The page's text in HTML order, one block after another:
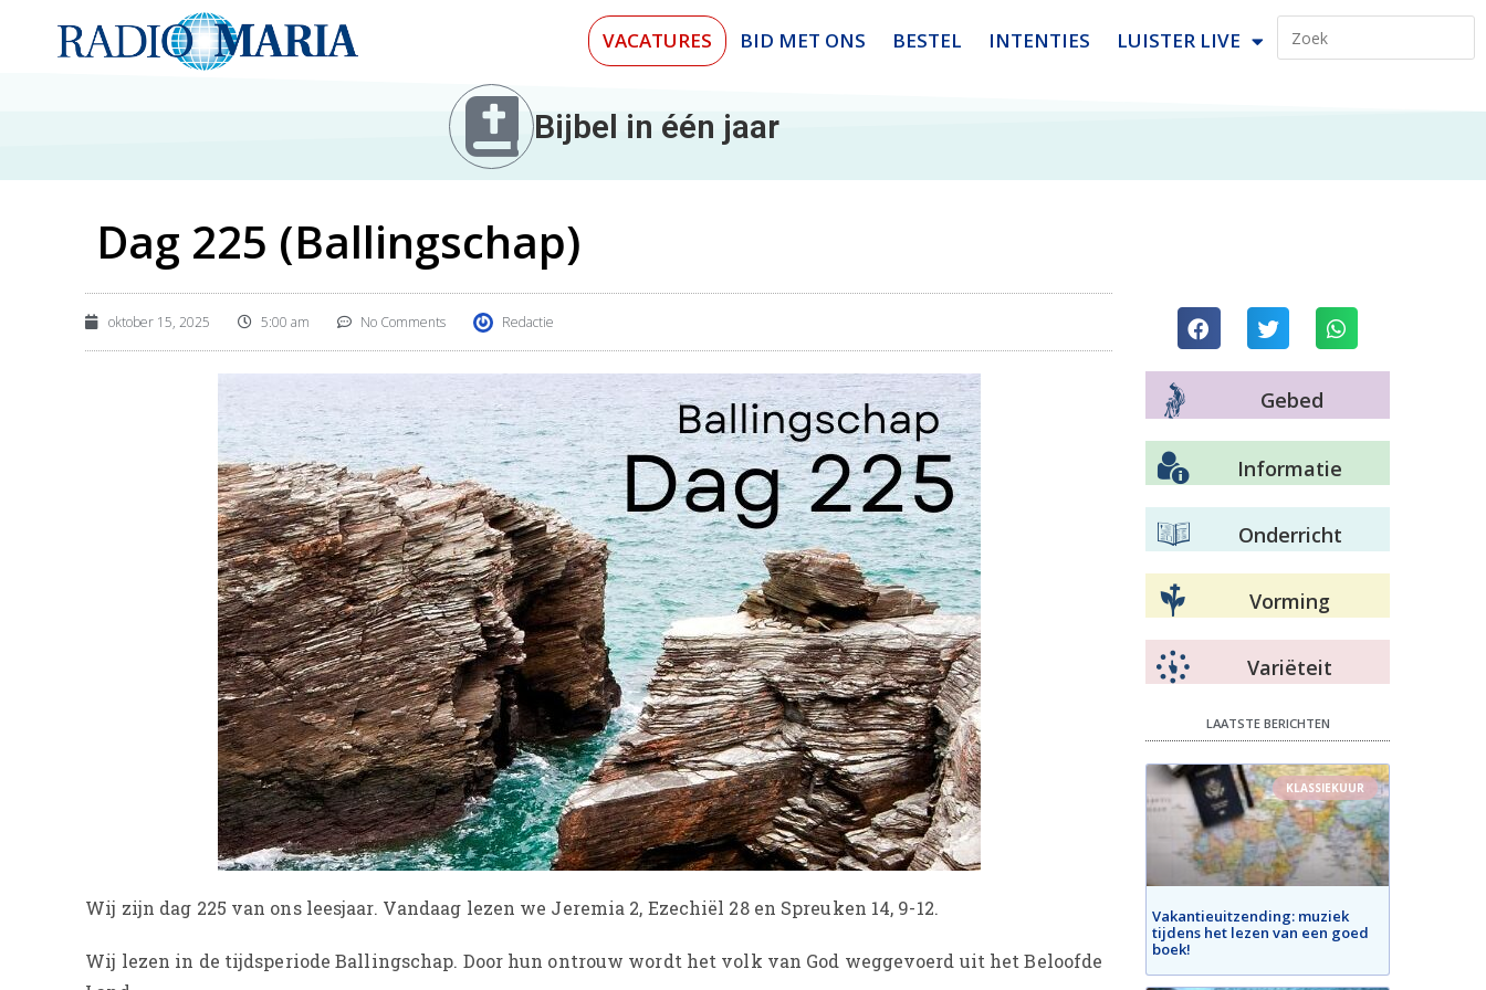
VACATURES BID MET ONS BESTEL INTENTIES LUISTER LIVE
Bijbel in één jaar
Dag 225 (Ballingschap)
oktober 15, 2025 5:00 am No Comments Redactie
Wij zijn dag 225 van ons leesjaar. Vandaag lezen we Jeremia 2, Ezechiël 28 en Spreuken 14, 9-12.
Wij lezen in de tijdsperiode Ballingschap. Door hun ontrouw wordt het volk van God weggevoerd uit het Beloofde
Gebed
Informatie
Onderricht
Vorming
Variëteit
LAATSTE BERICHTEN
KLASSIEKUUR
Vakantieuitzending: muziek
tijdens het lezen van een goed
boek!